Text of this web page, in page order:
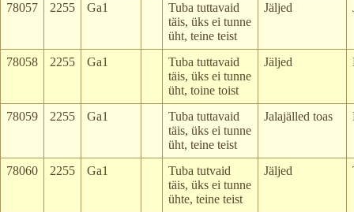
78057 2255 Ga1
Tuba tuttavaid
täis, üks ei tunne
üht, teine teist
Jäljed
78058 2255 Ga1
Tuba tuttavaid
täis, üks ei tunne
üht, toine toist
Jäljed
78059 2255 Ga1
Tuba tuttavaid
täis, üks ei tunne
üht, teine teist
Jalajälled toas
78060 2255 Ga1
Tuba tutvaid
täis, üks ei tunne
ühte, teine teist
Jäljed